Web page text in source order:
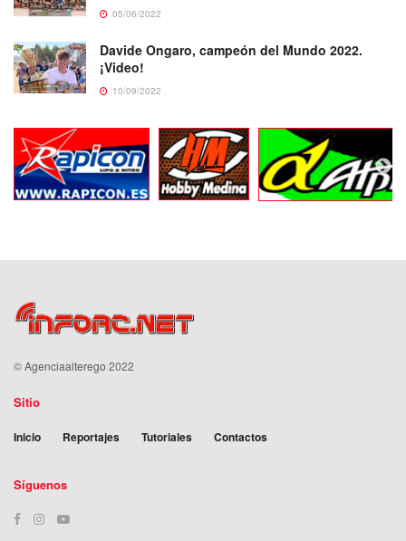
05/06/2022
Davide Ongaro, campeón del Mundo 2022.
¡Video!
10/09/2022
©Agenciaalterego 2022
Sitio
Inicio Reportajes Tutoriales Contactos
Síguenos